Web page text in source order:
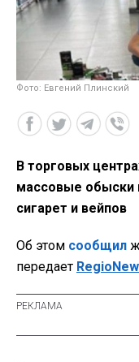
Фото: Евгений Плинский
В торговых
массовые обыски
сигарет и вейпов
Об этом сообщил
передает